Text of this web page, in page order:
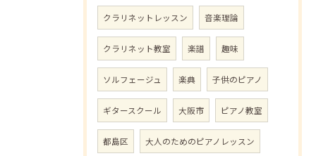
クラリネットレッスン 音楽理論
クラリネット教室 楽譜 趣味
ソルフェージュ 楽典 子供のピアノ
ギタースクール 大阪市 ピアノ教室
都島区 大人のためのピアノレッスン